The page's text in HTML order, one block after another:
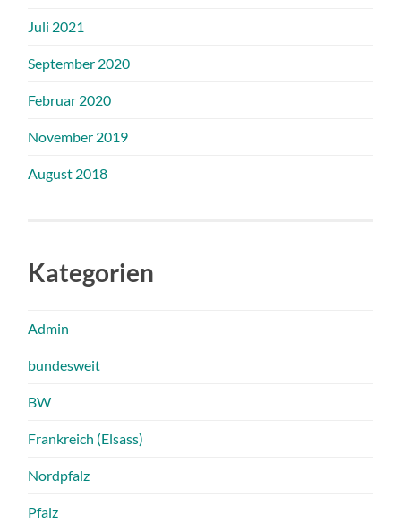
Juli 2021
September 2020
Februar 2020
November 2019
August 2018
Kategorien
Admin
bundesweit
BW
Frankreich (Elsass)
Nordpfalz
Pfalz